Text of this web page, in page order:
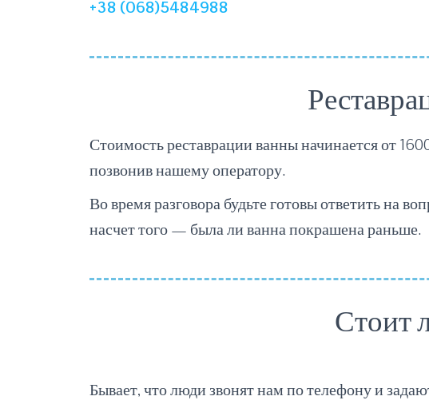
+38 (068)5484988
Стоимость реставрации ванны начинается от
позвонив нашему оператору.
Во время разговора будьте готовы ответить на
насчет того — была ли ванна покрашена раньше.
Стоит
Бывает, что люди звонят нам по телефону и